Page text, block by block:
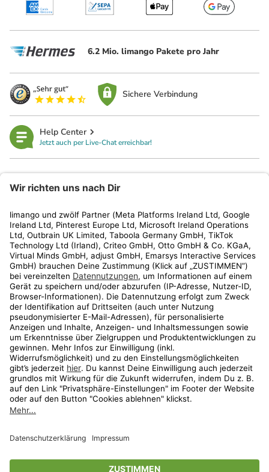
6.2 Mio. limango Pakete pro Jahr
Sichere Verbindung
Help Center
Jetzt auch per Live-Chat erreichbar!
Kundenservice
Shop
Aktionen
Travel